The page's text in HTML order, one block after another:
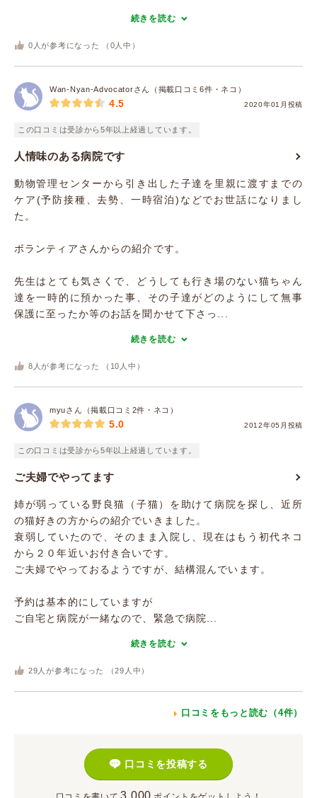
続きを読む
0 人が参考になった （ 0 人中）
Wan-Nyan-Advocatorさん（掲載口コミ6件・ネコ）
2020年01月投稿
4.5
この口コミは受診から5年以上経過しています。
人情味のある病院です
動物管理センターから引き出した子達を里親に渡すまでの
ケア(予防接種、去勢、一時宿泊)などでお世話になりまし
た。
ボランティアさんからの紹介です。
先生はとても気さくで、どうしても行き場のない猫ちゃん
達を一時的に預かった事、その子達がどのようにして無事
保護に至ったか等のお話を聞かせて下さっ...
続きを読む
8 人が参考になった （ 10 人中）
myuさん（掲載口コミ2件・ネコ）
2012年05月投稿
5.0
この口コミは受診から5年以上経過しています。
ご夫婦でやってます
姉が弱っている野良猫（子猫）を助けて病院を探し、近所
の猫好きの方からの紹介でいきました。
衰弱していたので、そのまま入院し、現在はもう初代ネコ
から２０年近いお付き合いです。
ご夫婦でやっておるようですが、結構混んでいます。
予約は基本的にしていますが
ご自宅と病院が一緒なので、緊急で病院...
続きを読む
29 人が参考になった （29 人中）
口コミをもっと読む（4件）
口コミを投稿する
3,000